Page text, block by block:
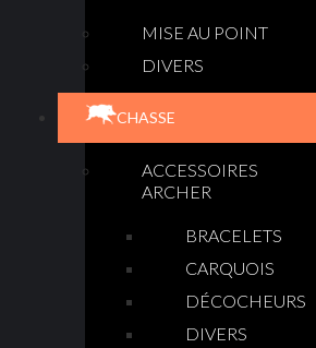
MISE AU POINT
DIVERS
CHASSE
ACCESSOIRES
ARCHER
BRACELETS
CARQUOIS
DÉCOCHEURS
DIVERS